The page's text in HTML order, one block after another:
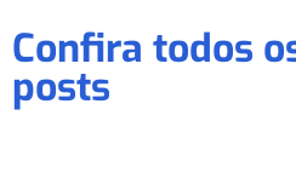
Confira todos
posts